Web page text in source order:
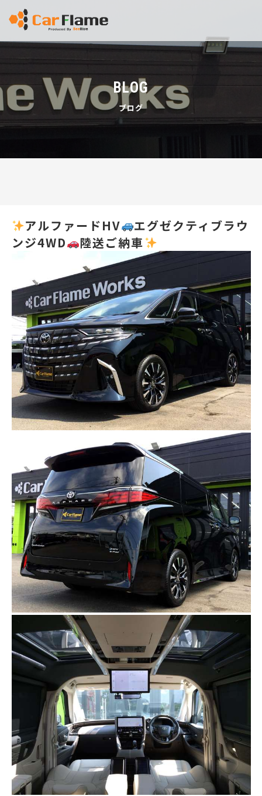
BLOG
ブログ
アルファードHV
エグゼクティブラウ
ンジ4WD
陸送ご納車